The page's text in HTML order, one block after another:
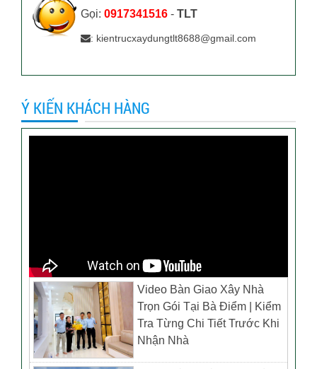
Gọi:0917341516 -TLT
: kientrucxaydungtlt8688@gmail.com
Ý KIẾN KHÁCH HÀNG
Video Bàn Giao Xây Nhà
Trọn Gói Tại Bà Điểm | Kiểm
Tra Từng Chi Tiết Trước Khi
Nhận Nhà